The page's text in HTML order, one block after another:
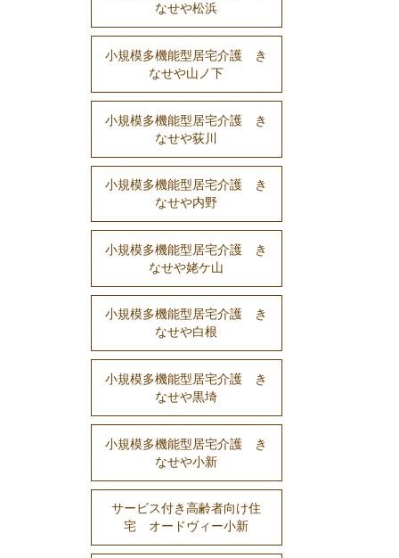
なせや松浜
小規模多機能型居宅介護 き
なせや山ノ下
小規模多機能型居宅介護 き
なせや荻川
小規模多機能型居宅介護 き
なせや内野
小規模多機能型居宅介護 き
なせや姥ケ山
小規模多機能型居宅介護 き
なせや白根
小規模多機能型居宅介護 き
なせや黒埼
小規模多機能型居宅介護 き
なせや小新
サービス付き高齢者向け住
宅 オードヴィー小新